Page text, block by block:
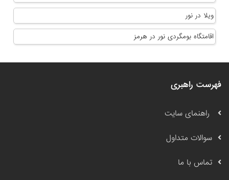
ویلا در نور
اقامتگاه بومگردی نور در هرمز
فهرست راهبری
راهنمای سایت
سوالات متداول
تماس با ما